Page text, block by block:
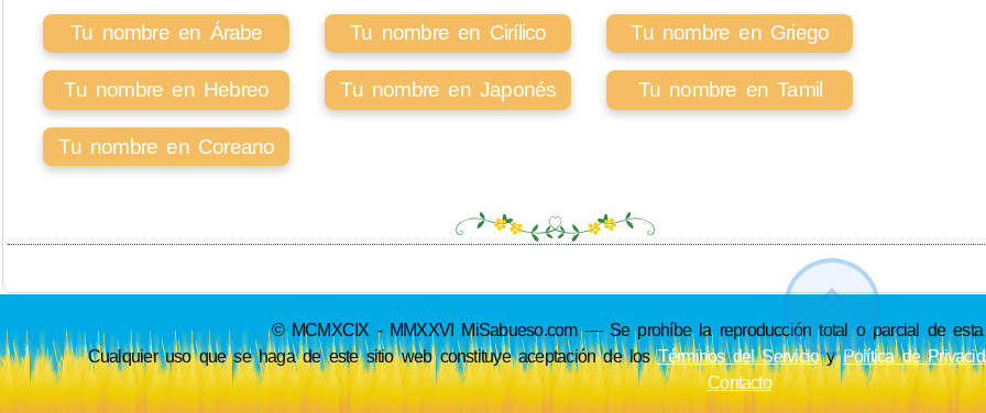
Tu nombre en Árabe Tu nombre en Cirílico Tu nombre en Griego
Tu nombre en Hebreo Tu nombre en Japonés Tu nombre en Tamil
Tu nombre en Coreano
© MCMXCIX - MMXXVI MiSabueso.com — Se prohíbe la reproducción total o parcial de
Cualquier uso que se haga de este sitio web constituye aceptación de losTérminos del ServicioyPolítica de
Contacto